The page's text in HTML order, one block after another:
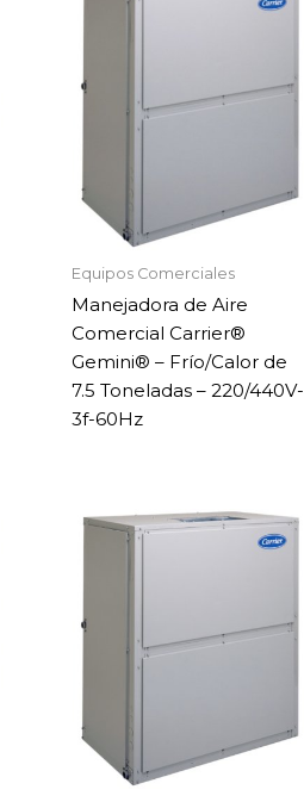
Equipos Comerciales
Manejadora de Aire
Comercial Carrier®
Gemini® – Frío/Calor de
7.5 Toneladas – 220/440V-
3f-60Hz